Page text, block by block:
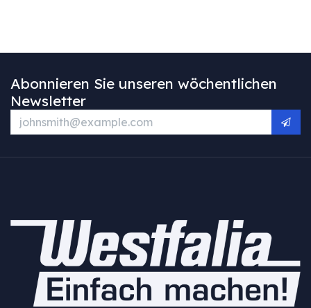
Abonnieren Sie unseren wöchentlichen
Newsletter